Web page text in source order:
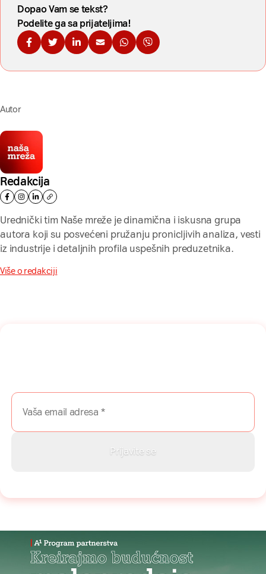
Dopao Vam se tekst?
Podelite ga sa prijateljima!
Podelite na Fejsbuku
Podelite na Tviteru
Podelite na Linkdinu
Podelite na imejl
Podelite na WhatsApp
Podelite na Viberu
Autor
Redakcija
Urednički tim Naše mreže je dinamična i iskusna grupa
autora koji su posvećeni pružanju pronicljivih analiza, vesti
iz industrije i detaljnih profila uspešnih preduzetnika.
Više o redakciji